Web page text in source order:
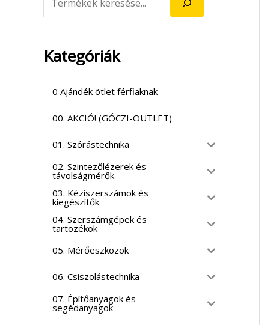
Kategóriák
0 Ajándék ötlet férfiaknak
00. AKCIÓ! (GÓCZI-OUTLET)
01. Szórástechnika
02. Szintezőlézerek és
távolságmérők
03. Kéziszerszámok és
kiegészítők
04. Szerszámgépek és
tartozékok
05. Mérőeszközök
06. Csiszolástechnika
07. Építőanyagok és
segédanyagok